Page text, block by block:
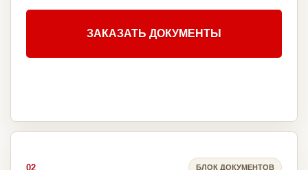
ЗАКАЗАТЬ ДОКУМЕНТЫ
02 БЛОК ДОКУМЕНТОВ